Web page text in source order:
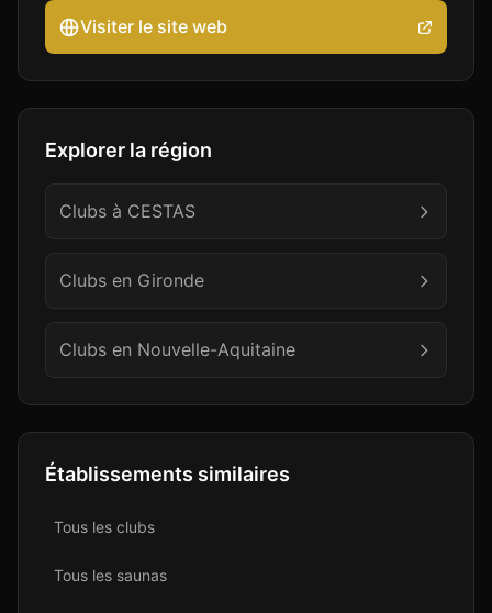
Visiter le site web
Explorer la région
Clubs à CESTAS
Clubs en Gironde
Clubs en Nouvelle-Aquitaine
Établissements similaires
Tous les clubs
Tous les saunas